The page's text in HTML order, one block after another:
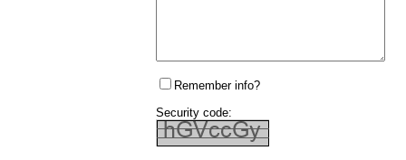
Remember info?
Security code: